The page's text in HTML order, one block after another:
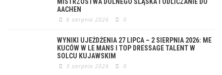
MISTRZOSTWA DOLNEGO ŚLĄSKA I ODLICZANIE DO
AACHEN
6 sierpnia 2026 0
WYNIKI UJEŻDŻENIA 27 LIPCA – 2 SIERPNIA 2026: ME
KUCÓW W LE MANS I TOP DRESSAGE TALENT W
SOLCU KUJAWSKIM
3 sierpnia 2026 0